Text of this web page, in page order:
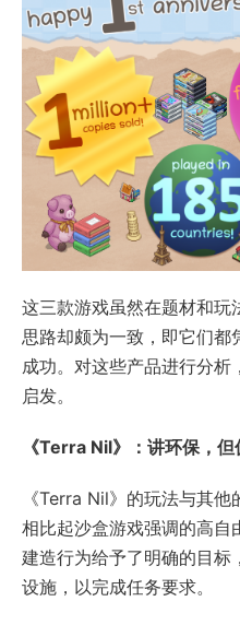
这三款游戏虽然在题材和玩
思路却颇为一致，即它们都
成功。对这些产品进行分
启发。
《Terra Nil》：讲环保，
《Terra Nil》的玩法与其
相比起沙盒游戏强调的高
建造行为给予了明确的目标
设施，以完成任务要求。